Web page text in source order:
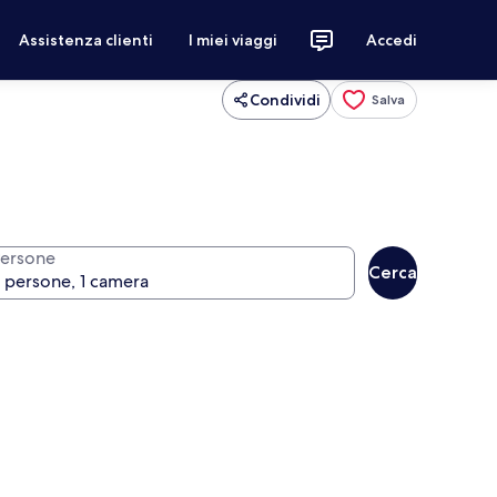
Assistenza clienti I miei viaggi Accedi
Condividi Salva
Cerca